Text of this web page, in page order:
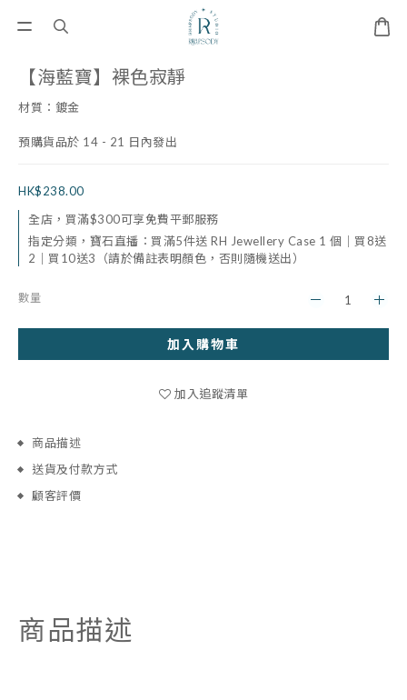
【海藍寶】裸色寂靜
材質：鍍金
預購貨品於 14 - 21 日內發出
HK$238.00
全店，買滿$300可享免費平郵服務
指定分類，寶石直播：買滿5件送 RH Jewellery Case 1 個｜買8送
2｜買10送3（請於備註表明顏色，否則隨機送出）
數量
加入購物車
加入追蹤清單
商品描述
送貨及付款方式
顧客評價
商品描述